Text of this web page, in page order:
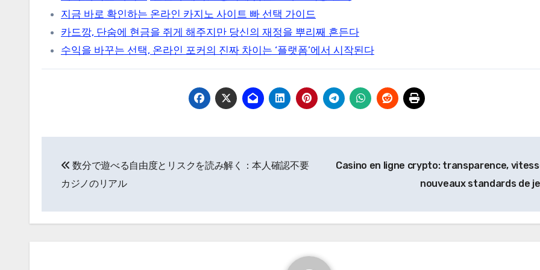
지금 바로 확인하는 온라인 카지노 사이트 빠 선택 가이드
카드깡, 단숨에 현금을 쥐게 해주지만 당신의 재정을 뿌리째 흔든다
수익을 바꾸는 선택, 온라인 포커의 진짜 차이는 ‘플랫폼’에서 시작된다
navigation
数分で遊べる自由度とリスクを読み解く：本人確認不要
カジノのリアル
Casino en ligne crypto: transparence,
nouveaux standards de